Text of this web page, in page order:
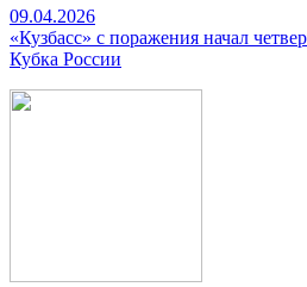
09.04.2026
«Кузбасс» с поражения начал
Кубка России